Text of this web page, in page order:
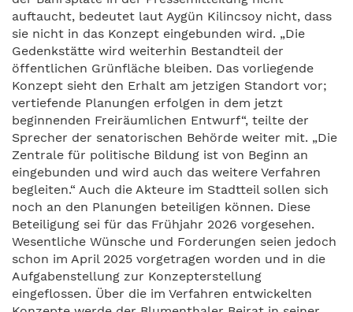
auftaucht, bedeutet laut Aygün Kilincsoy nicht, dass
sie nicht in das Konzept eingebunden wird. „Die
Gedenkstätte wird weiterhin Bestandteil der
öffentlichen Grünfläche bleiben. Das vorliegende
Konzept sieht den Erhalt am jetzigen Standort vor;
vertiefende Planungen erfolgen in dem jetzt
beginnenden Freiräumlichen Entwurf“, teilte der
Sprecher der senatorischen Behörde weiter mit. „Die
Zentrale für politische Bildung ist von Beginn an
eingebunden und wird auch das weitere Verfahren
begleiten.“ Auch die Akteure im Stadtteil sollen sich
noch an den Planungen beteiligen können. Diese
Beteiligung sei für das Frühjahr 2026 vorgesehen.
Wesentliche Wünsche und Forderungen seien jedoch
schon im April 2025 vorgetragen worden und in die
Aufgabenstellung zur Konzepterstellung
eingeflossen. Über die im Verfahren entwickelten